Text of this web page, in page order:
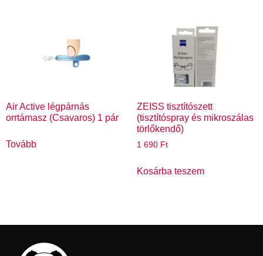
Air Active légpárnás
orrtámasz (Csavaros) 1 pár
Tovább
ZEISS tisztítószett
(tisztítóspray és mikroszálas
törlőkendő)
1 690 Ft
Kosárba teszem